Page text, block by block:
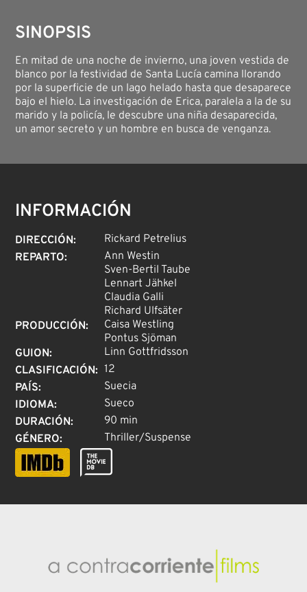
SINOPSIS
En mitad de una noche de invierno, una joven vestida de
blanco por la festividad de Santa Lucía camina llorando
por la superficie de un lago helado hasta que desaparece
bajo el hielo. La investigación de Erica, paralela a la de su
marido y la policía, le descubre una niña desaparecida,
un amor secreto y un hombre en busca de venganza.
INFORMACIÓN
DIRECCIÓN:
Rickard Petrelius
REPARTO:
Ann Westin
Sven-Bertil Taube
Lennart Jähkel
Claudia Galli
Richard Ulfsäter
PRODUCCIÓN:
Caisa Westling
Pontus Sjöman
GUION:
Linn Gottfridsson
CLASIFICACIÓN: 12
PAÍS:
Suecia
IDIOMA:
Sueco
DURACIÓN:
90 min
GÉNERO: Thriller/Suspense